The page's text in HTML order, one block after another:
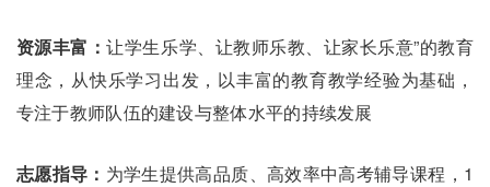
资源丰富：让学生乐学、让教师乐教、让家长乐意”的教育
理念，从快乐学习出发，以丰富的教育教学经验为基础，
专注于教师队伍的建设与整体水平的持续发展
志愿指导： 为学生提供高品质、高效率中高考辅导课程，1